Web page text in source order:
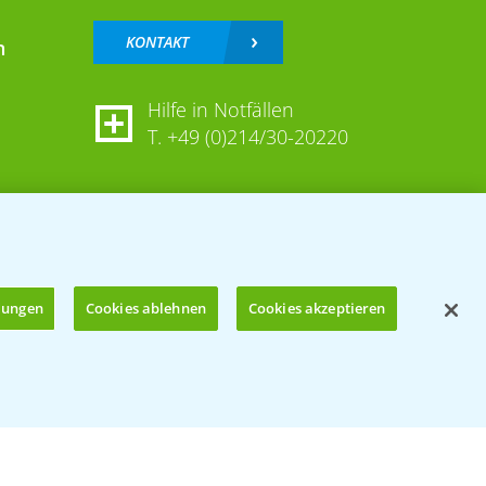
KONTAKT
Hilfe in Notfällen
T. +49 (0)214/30-20220
Cookies ablehnen Cookies akzeptieren